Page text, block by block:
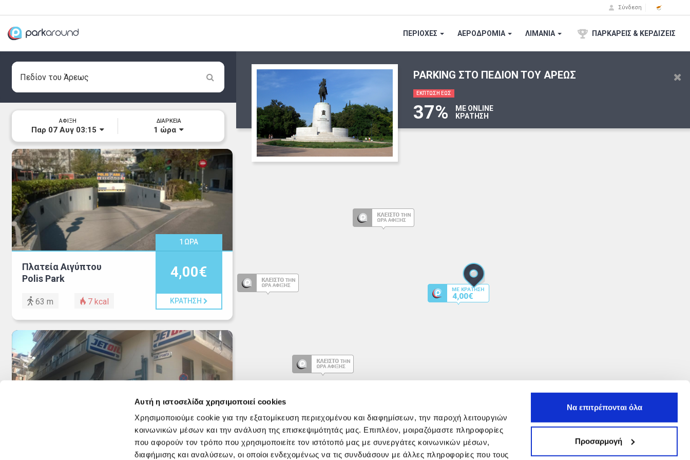
Αυτή η ιστοσελίδα χρησιμοποιεί cookies
Χρησιμοποιούμε cookie για την εξατομίκευση περιεχομένου και διαφημίσεων, την παροχή λειτουργιών
κοινωνικών μέσων και την ανάλυση της επισκεψιμότητάς μας. Επιπλέον, μοιραζόμαστε πληροφορίες
που αφορούν τον τρόπο που χρησιμοποιείτε τον ιστότοπό μας με συνεργάτες κοινωνικών μέσων,
διαφήμισης και αναλύσεων, οι οποίοι ενδεχομένως να τις συνδυάσουν με άλλες πληροφορίες που τους
Να επιτρέπονται όλα
Προσαρμογή
Σύνδεση
ΠΕΡΙΟΧΕΣ ΑΕΡΟΔΡΟΜΙA ΛΙΜΑΝΙΑ ΠΑΡΚΑΡΕΙΣ & ΚΕΡΔΙΖΕΙΣ
PARKING ΣΤΟ ΠEΔION TOY APEΩΣ
ΕΚΠΤΩΣΗ ΕΩΣ
37%
ΜΕ ONLINE
ΚΡΑΤΗΣΗ
ΑΦΙΞΗ
Παρ 07 Αυγ 03:15
ΔΙΑΡΚΕΙΑ
1 ώρα
Πλατεία Αιγύπτου
Polis Park
63 m 7 kcal
1 ΩΡΑ
4,00€
ΚΡΑΤΗΣΗ
1ΩΡΑ
7,00€